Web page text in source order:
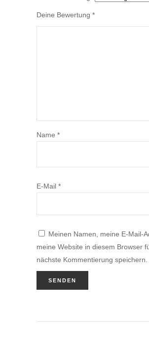
Deine Bewertung *
Name *
E-Mail *
Meinen Namen, meine E-Mail-
meine Website in diesem Browser
nächste Kommentierung speichern.